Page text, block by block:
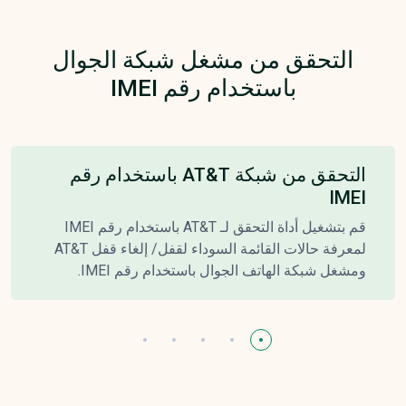
التحقق من مشغل شبكة الجوال
باستخدام رقم IMEI
التحقق من شبكة AT&T باستخدام رقم
IMEI
قم بتشغيل أداة التحقق لـ AT&T باستخدام رقم IMEI
لمعرفة حالات القائمة السوداء لقفل/ إلغاء قفل AT&T
ومشغل شبكة الهاتف الجوال باستخدام رقم IMEI.